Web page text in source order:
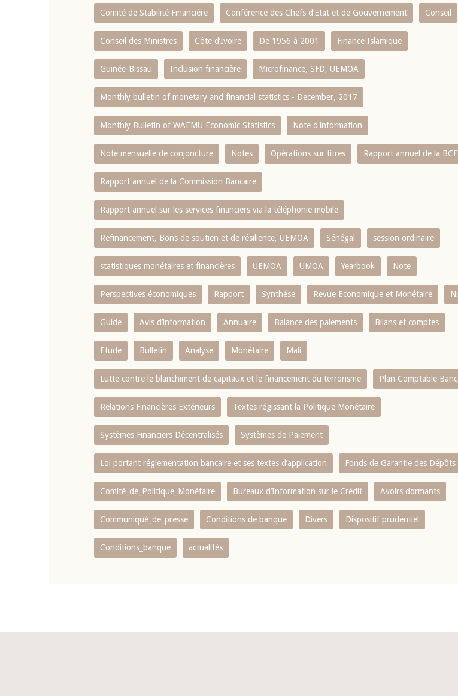
Comité de Stabilité Financière Conférence des Chefs d’Etat et de Gouvernement Conseil
Conseil des Ministres Côte d’Ivoire De 1956 à 2001 Finance Islamique
Guinée-Bissau Inclusion financière Microfinance, SFD, UEMOA
Monthly bulletin of monetary and financial statistics - December, 2017
Monthly Bulletin of WAEMU Economic Statistics Note d'information
Note mensuelle de conjoncture Notes Opérations sur titres Rapport annuel de la
Rapport annuel de la Commission Bancaire
Rapport annuel sur les services financiers via la téléphonie mobile
Refinancement, Bons de soutien et de résilience, UEMOA Sénégal session ordinaire
statistiques monétaires et financières UEMOA UMOA Yearbook Note
Perspectives économiques Rapport Synthése Revue Economique et Monétaire
Guide Avis d’information Annuaire Balance des paiements Bilans et comptes
Etude Bulletin Analyse Monétaire Mali
Lutte contre le blanchiment de capitaux et le financement du terrorisme Plan Comptable
Relations Financières Extérieurs Textes régissant la Politique Monétaire
Systèmes Financiers Décentralisés Systèmes de Paiement
Loi portant réglementation bancaire et ses textes d’application Fonds de Garantie des Dépôts
Comité_de_Politique_Monétaire Bureaux d’Information sur le Crédit Avoirs dormants
Communiqué_de_presse Conditions de banque Divers Dispositif prudentiel
Conditions_banque actualités